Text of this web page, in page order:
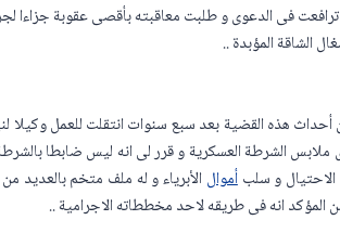
فى الدعوى و طلبت معاقبته بأقصى عقوبة جزاءا
الشاقة المؤبدة ..
هذه القضية بعد سبع سنوات انتقلت للعمل
الشرطة العسكرية و قرر لى انه ليس ضابطا
و سلبأموالالأبرياء و له ملف متخم بالعديد
المؤكد انه فى طريقه لاحد مخططاته الاجرامية ..